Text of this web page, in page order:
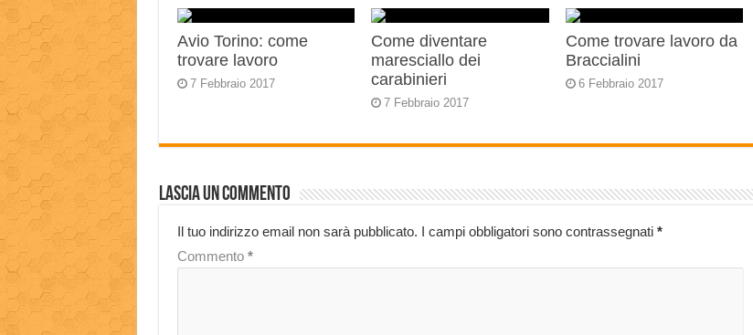
Avio Torino: come
trovare lavoro
7 Febbraio 2017
Come diventare
maresciallo dei
carabinieri
7 Febbraio 2017
Come trovare lavoro da
Braccialini
6 Febbraio 2017
Lascia un commento
Il tuo indirizzo email non sarà pubblicato. I campi obbligatori sono contrassegnati *
Commento *